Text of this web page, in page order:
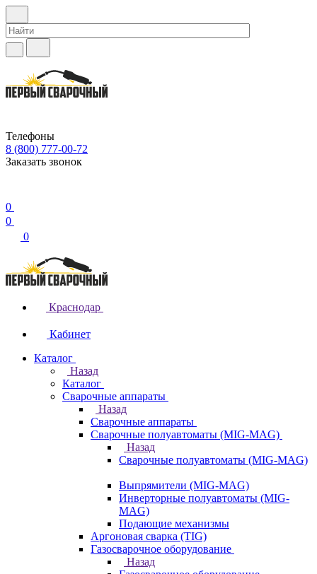
Телефоны
8 (800) 777-00-72
Заказать звонок
0
0
0
Краснодар
Кабинет
Каталог
Назад
Каталог
Сварочные аппараты
Назад
Сварочные аппараты
Сварочные полуавтоматы (MIG-MAG)
Назад
Сварочные полуавтоматы (MIG-MAG)
Выпрямители (MIG-MAG)
Инверторные полуавтоматы (MIG-
MAG)
Подающие механизмы
Аргоновая сварка (TIG)
Газосварочное оборудование
Назад